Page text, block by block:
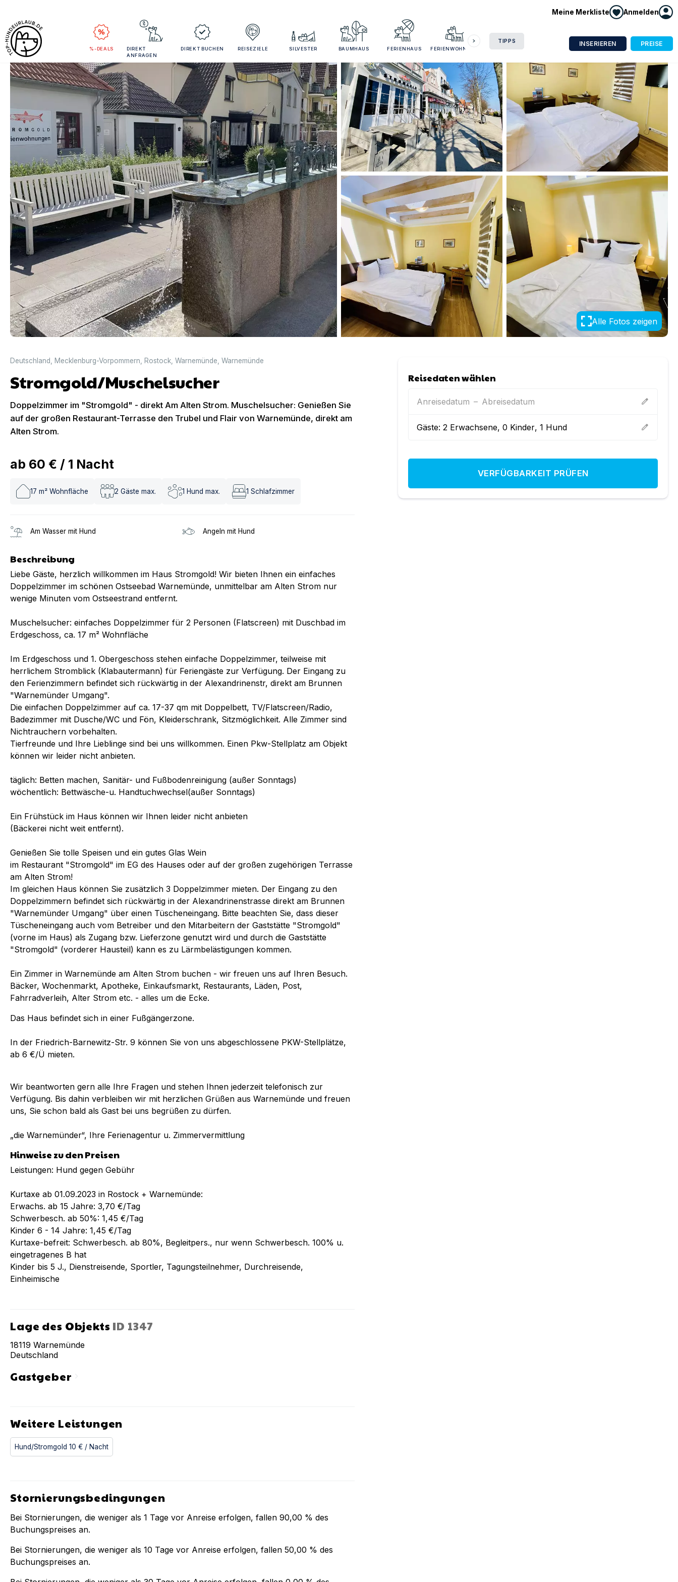
Meine Merkliste Anmelden
%-DEALS
DIREKT
ANFRAGEN
DIREKT BUCHEN REISEZIELE SILVESTER BAUMHAUS FERIENHAUS FERIENWOHNUNG
TIPPS INSERIEREN PREISE
Alle Fotos zeigen
Deutschland Mecklenburg-Vorpommern Rostock Warnemünde Warnemünde
Stromgold/Muschelsucher
Doppelzimmer im "Stromgold" - direkt Am Alten Strom. Muschelsucher: Genießen Sie
auf der großen Restaurant-Terrasse den Trubel und Flair von Warnemünde, direkt am
Alten Strom.
ab 60 € / 1 Nacht
17 m² Wohnfläche 2 Gäste max. 1 Hund max. 1 Schlafzimmer
Am Wasser mit Hund Angeln mit Hund
Beschreibung
Liebe Gäste, herzlich willkommen im Haus Stromgold! Wir bieten Ihnen ein einfaches
Doppelzimmer im schönen Ostseebad Warnemünde, unmittelbar am Alten Strom nur
wenige Minuten vom Ostseestrand entfernt.
Muschelsucher: einfaches Doppelzimmer für 2 Personen (Flatscreen) mit Duschbad im
Erdgeschoss, ca. 17 m² Wohnfläche
Im Erdgeschoss und 1. Obergeschoss stehen einfache Doppelzimmer, teilweise mit
herrlichem Stromblick (Klabautermann) für Feriengäste zur Verfügung. Der Eingang zu
den Ferienzimmern befindet sich rückwärtig in der Alexandrinenstr, direkt am Brunnen
"Warnemünder Umgang".
Die einfachen Doppelzimmer auf ca. 17-37 qm mit Doppelbett, TV/Flatscreen/Radio,
Badezimmer mit Dusche/WC und Fön, Kleiderschrank, Sitzmöglichkeit. Alle Zimmer sind
Nichtrauchern vorbehalten.
Tierfreunde und Ihre Lieblinge sind bei uns willkommen. Einen Pkw-Stellplatz am Objekt
können wir leider nicht anbieten.
täglich: Betten machen, Sanitär- und Fußbodenreinigung (außer Sonntags)
wöchentlich: Bettwäsche-u. Handtuchwechsel(außer Sonntags)
Ein Frühstück im Haus können wir Ihnen leider nicht anbieten
(Bäckerei nicht weit entfernt).
Genießen Sie tolle Speisen und ein gutes Glas Wein
im Restaurant "Stromgold" im EG des Hauses oder auf der großen zugehörigen Terrasse
am Alten Strom!
Im gleichen Haus können Sie zusätzlich 3 Doppelzimmer mieten. Der Eingang zu den
Doppelzimmern befindet sich rückwärtig in der Alexandrinenstrasse direkt am Brunnen
"Warnemünder Umgang" über einen Tüscheneingang. Bitte beachten Sie, dass dieser
Tüscheneingang auch vom Betreiber und den Mitarbeitern der Gaststätte "Stromgold"
(vorne im Haus) als Zugang bzw. Lieferzone genutzt wird und durch die Gaststätte
"Stromgold" (vorderer Hausteil) kann es zu Lärmbelästigungen kommen.
Ein Zimmer in Warnemünde am Alten Strom buchen - wir freuen uns auf Ihren Besuch.
Bäcker, Wochenmarkt, Apotheke, Einkaufsmarkt, Restaurants, Läden, Post,
Fahrradverleih, Alter Strom etc. - alles um die Ecke.
Das Haus befindet sich in einer Fußgängerzone.
In der Friedrich-Barnewitz-Str. 9 können Sie von uns abgeschlossene PKW-Stellplätze,
ab 6 €/Ü mieten.
Wir beantworten gern alle Ihre Fragen und stehen Ihnen jederzeit telefonisch zur
Verfügung. Bis dahin verbleiben wir mit herzlichen Grüßen aus Warnemünde und freuen
uns, Sie schon bald als Gast bei uns begrüßen zu dürfen.
„die Warnemünder“, Ihre Ferienagentur u. Zimmervermittlung
Hinweise zu den Preisen
Leistungen: Hund gegen Gebühr
Kurtaxe ab 01.09.2023 in Rostock + Warnemünde:
Erwachs. ab 15 Jahre: 3,70 €/Tag
Schwerbesch. ab 50%: 1,45 €/Tag
Kinder 6 - 14 Jahre: 1,45 €/Tag
Kurtaxe-befreit: Schwerbesch. ab 80%, Begleitpers., nur wenn Schwerbesch. 100% u.
eingetragenes B hat
Kinder bis 5 J., Dienstreisende, Sportler, Tagungsteilnehmer, Durchreisende,
Einheimische
Lage des Objekts ID 1347
18119 Warnemünde
Deutschland
Gastgeberchevron_right
Weitere Leistungen
Hund/Stromgold 10 € / Nacht
Stornierungsbedingungen
Bei Stornierungen, die weniger als 1 Tage vor Anreise erfolgen, fallen 90,00 % des
Buchungspreises an.
Bei Stornierungen, die weniger als 10 Tage vor Anreise erfolgen, fallen 50,00 % des
Buchungspreises an.
Reisedaten wählen
Anreisedatum – Abreisedatum edit
Gäste:2 Erwachsene,0 Kinder,1 Hund edit
VERFÜGBARKEIT PRÜFEN